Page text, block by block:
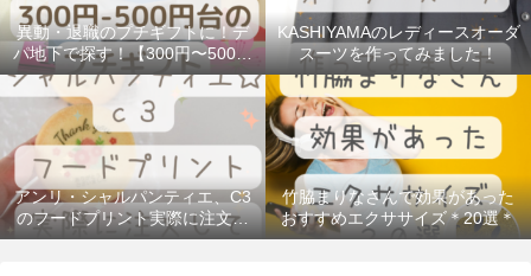
異動・退職のプチギフトに！デ
パ地下で探す！【300円〜500円
台】で人気のお菓子
KASHIYAMAのレディースオーダ
スーツを作ってみました！
アンリ・シャルパンティエ、C3
のフードプリント実際に注文し
てみた！＠300円台のギフトもあ
竹脇まりなさんで効果があった
おすすめエクササイズ＊20選＊